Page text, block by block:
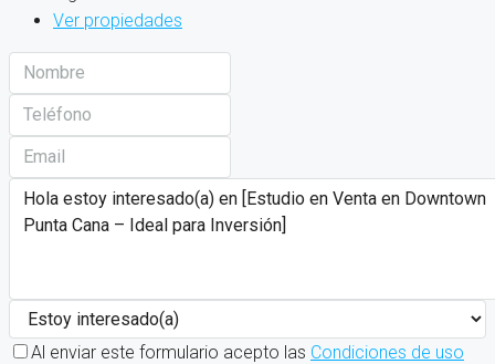
Ver propiedades
Al enviar este formulario acepto las Condiciones de uso